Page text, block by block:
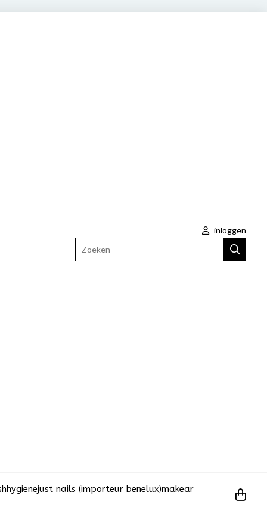
inloggen
hygienejust nails (importeur benelux)makear